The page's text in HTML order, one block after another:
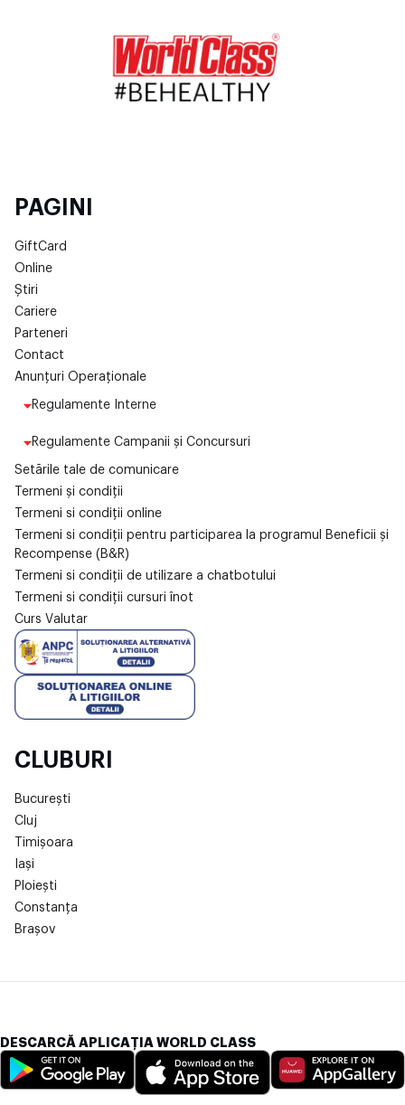
PAGINI
GiftCard
Online
Știri
Cariere
Parteneri
Contact
Anunțuri Operaționale
Regulamente Interne
Regulamente Campanii și Concursuri
Setările tale de comunicare
Termeni și condiții
Termeni si condiții online
Termeni si condiții pentru participarea la programul Beneficii și
Recompense (B&R)
Termeni si condiții de utilizare a chatbotului
Termeni si condiții cursuri înot
Curs Valutar
CLUBURI
București
Cluj
Timișoara
Iași
Ploiești
Constanța
Brașov
DESCARCĂ APLICAȚIA WORLD CLASS